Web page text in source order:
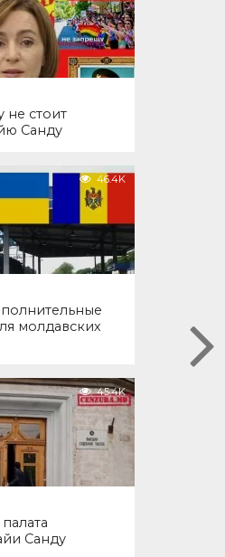
не стоит
Санду
46.4K
молдавских
45.4K
Санду